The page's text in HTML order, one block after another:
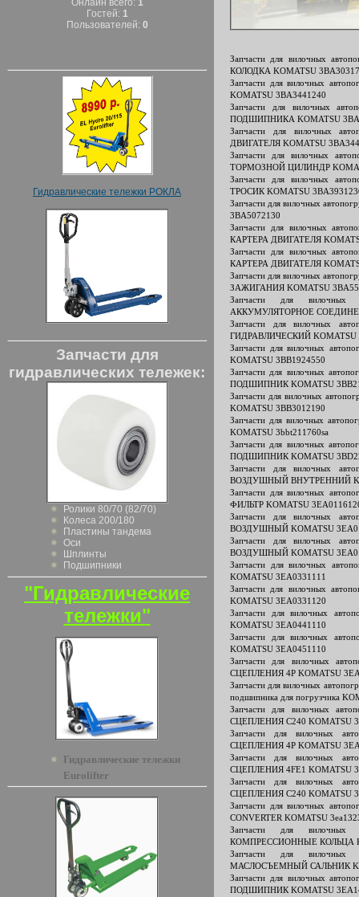
Онлайн всего: 1
Гостей: 1
Пользователей: 0
Гидравлические тележки РОКЛА
Запчасти для
гидравлических тележек:
Ролики 80/70 (82/70)
Колеса 200/180
Пластины тандема
Оси
Шплинты
Подшипники
"Гидравлические
тележки"
Гидравлические тележки
Eurolifter
Запчасти для вилочных
КОЛОДКА KOMATSU
Запчасти для вилочных
KOMATSU 3BA3441240
Запчасти для вилочных
ПОДШИПНИКА KOMATSU
Запчасти для вилочных
ДВИГАТЕЛЯ KOMATSU
Запчасти для вилочных
ТОРМОЗНОЙ ЦИЛИНДР
Запчасти для вилочных
ТРОСИК KOMATSU
Запчасти для вилочных
3BA5072130
Запчасти для вилочных
КАРТЕРА ДВИГАТЕЛЯ
Запчасти для вилочных
КАРТЕРА ДВИГАТЕЛЯ
Запчасти для вилочных
ЗАЖИГАНИЯ KOMATSU
Запчасти для вилочных
АККУМУЛЯТОРНОЕ
Запчасти для вилочных
ГИДРАВЛИЧЕСКИЙ KOMATSU
Запчасти для вилочных
KOMATSU 3BB1924550
Запчасти для вилочных
ПОДШИПНИК KOMATSU
Запчасти для вилочных
KOMATSU 3BB3012190
Запчасти для вилочных
KOMATSU 3bbt211760sa
Запчасти для вилочных
ПОДШИПНИК KOMATSU
Запчасти для вилочных
ВОЗДУШНЫЙ ВНУТРЕННИЙ
Запчасти для вилочных
ФИЛЬТР KOMATSU
Запчасти для вилочных
ВОЗДУШНЫЙ KOMATSU
Запчасти для вилочных
ВОЗДУШНЫЙ KOMATSU
Запчасти для вилочных
KOMATSU 3EA0331111
Запчасти для вилочных
KOMATSU 3EA0331120
Запчасти для вилочных
KOMATSU 3EA0441110
Запчасти для вилочных
KOMATSU 3EA0451110
Запчасти для вилочных
СЦЕПЛЕНИЯ 4P KOMATSU
Запчасти для вилочных
подшипника для погрузчика
Запчасти для вилочных
СЦЕПЛЕНИЯ C240 KOMATSU
Запчасти для вилочных
СЦЕПЛЕНИЯ 4P KOMATSU
Запчасти для вилочных
СЦЕПЛЕНИЯ 4FE1 KOMATSU
Запчасти для вилочных
СЦЕПЛЕНИЯ C240 KOMATSU
Запчасти для вилочных
CONVERTER KOMATSU
Запчасти для вилочных
КОМПРЕССИОННЫЕ КОЛЬЦА
Запчасти для вилочных
МАСЛОСЪЕМНЫЙ САЛЬНИК
Запчасти для вилочных
ПОДШИПНИК KOMATSU